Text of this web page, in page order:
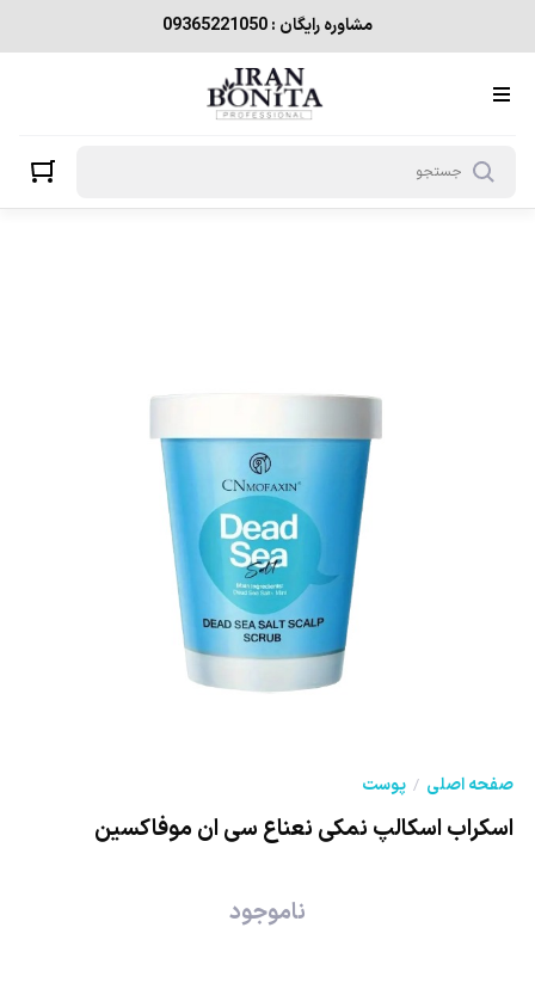
مشاوره رایگان : 09365221050
صفحه اصلی پوست
اسکراب اسکالپ نمکی نعناع سی ان موفاکسین
ناموجود